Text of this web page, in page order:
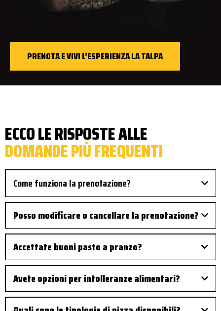
PRENOTA E VIVI L’ESPERIENZA LA TALPA
ECCO LE RISPOSTE ALLE
DOMANDE PIÙ FREQUENTI
Come funziona la prenotazione?
Posso modificare o cancellare la prenotazione?
Sì. Contattaci telefonicamente al 376 124 7423 per
modifiche o cancellazioni.
Accettate buoni pasto a pranzo?
Sì, accettiamo buoni pasto per il menu pranzo
(martedì-domenica, 12:00-14:30).
Avete opzioni per intolleranze alimentari?
Abbiamo Margherita senza lattosio. Per altre
esigenze specifiche (celiaci, allergie), contattaci